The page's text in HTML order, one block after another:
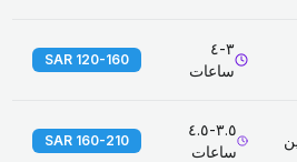
٣-٤
ساعات
120-160 SAR
٣.٥-٤.٥
ساعات
160-210 SAR